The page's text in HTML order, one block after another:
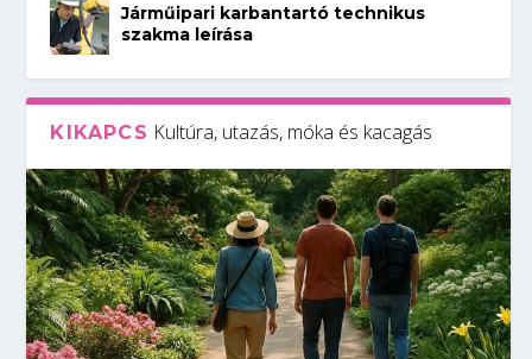
Járműipari karbantartó technikus
szakma leírása
KIKAPCS Kultúra, utazás, móka és kacagás